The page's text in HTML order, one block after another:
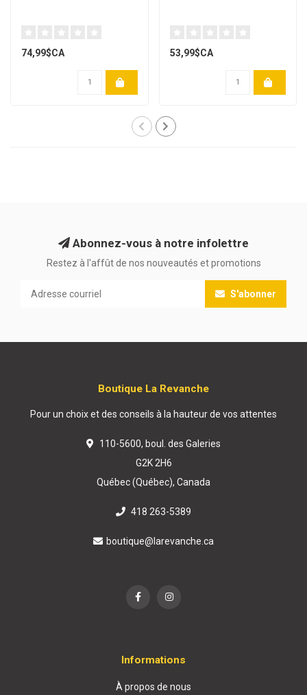
74,99$CA 53,99$CA
Abonnez-vous à notre infolettre
Restez à l'affût de nos nouveautés et promotions
S'abonner
Boutique La Revanche
Pour un choix et des conseils à la hauteur de vos attentes
110-5600, boul. des Galeries
G2K 2H6
Québec (Québec), Canada
418 263-5389
boutique@larevanche.ca
Informations
À propos de nous